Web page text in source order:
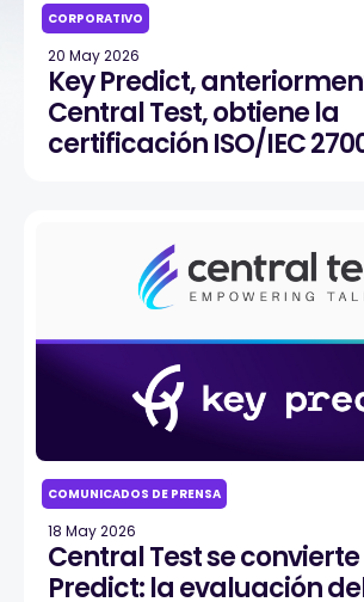
CORPORATIVO
20 May 2026
Key Predict,
Central Test, obtiene la
certificación ISO/IEC
COMUNICADOS DE PRENSA
18 May 2026
Central Test se convierte
Predict: la evaluación